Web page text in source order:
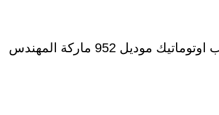
ماكينه تعبئة بودرة مثل الدقيق والسحلب اوتوماتيك موديل 952 ماركة المهندس